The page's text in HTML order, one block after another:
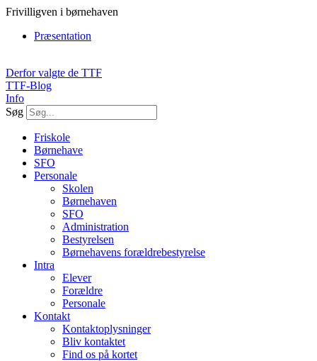
Videre
indhold
Frivilligven i børnehaven
Præsentation
Derfor valgte de TTF
TTF-Blog
Info
Søg
Friskole
Børnehave
SFO
Personale
Skolen
Børnehaven
SFO
Administration
Bestyrelsen
Børnehavens forældrebestyrelse
Intra
Elever
Forældre
Personale
Kontakt
Kontaktoplysninger
Bliv kontaktet
Find os på kortet